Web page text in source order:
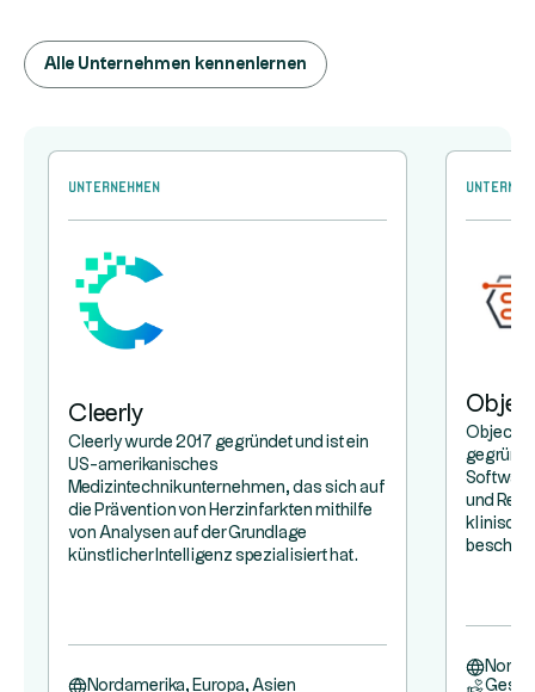
Alle Unternehmen kennenlernen
Unternehmen
Cleerly
Cleerly wurde 2017 gegründet und ist ein
US-amerikanisches
Medizintechnikunternehmen, das sich auf
die Prävention von Herzinfarkten mithilfe
von Analysen auf der Grundlage
künstlicher Intelligenz spezialisiert hat.
Nordamerika, Europa, Asien
und